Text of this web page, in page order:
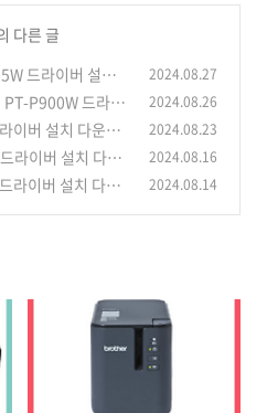
다른 글
드라이버 설치
2024.08.27
P900W 드라이
2024.08.26
이버 설치 다운로
2024.08.23
라이버 설치 다운
2024.08.16
라이버 설치 다운
2024.08.14